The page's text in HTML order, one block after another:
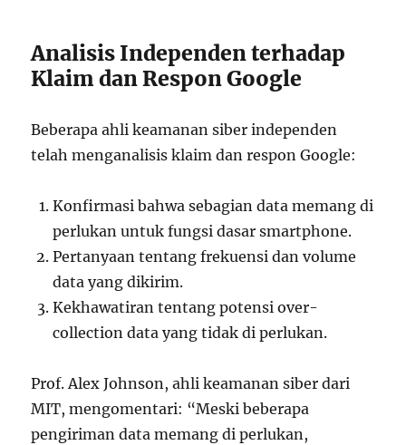
Analisis Independen terhadap
Klaim dan Respon Google
Beberapa ahli keamanan siber independen
telah menganalisis klaim dan respon Google:
Konfirmasi bahwa sebagian data memang di
perlukan untuk fungsi dasar smartphone.
Pertanyaan tentang frekuensi dan volume
data yang dikirim.
Kekhawatiran tentang potensi over-
collection data yang tidak di perlukan.
Prof. Alex Johnson, ahli keamanan siber dari
MIT, mengomentari: “Meski beberapa
pengiriman data memang di perlukan,